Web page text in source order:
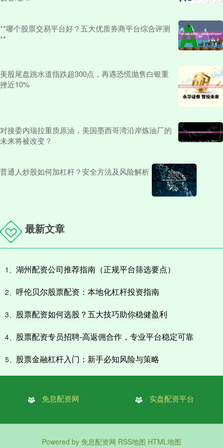
**哪个股票交易平台好？五大优质券商平台综合评测
**
美股尾盘跳水道指跌超300点，再遇恐慌抛售白银重
挫近10%
对接委内瑞拉重质原油，美国墨西哥湾沿岸炼油厂的
未来将被改变？
普通人炒股如何加杠杆？安全方法及风险解析
最新文章
1、 湖州配资公司推荐指南（正规平台筛选要点）
2、 呼伦贝尔股票配资：本地化杠杆投资指南
3、 股票配资如何选股？五大技巧助你稳健盈利
4、 股票配资专员招聘-高返佣合作，专业平台稳定可靠
5、 股票金融杠杆入门：新手必知风险与策略
免息配资网 实盘配资平台
Powered by 免息配资网 RSS地图 HTML地图